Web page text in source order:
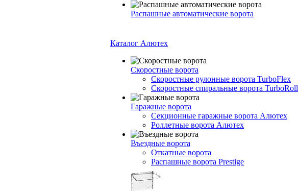
Распашные автоматические ворота
Каталог Алютех
Скоростные ворота
Скоростные рулонные ворота TurboFlex
Скоростные спиральные ворота TurboRoll
Гаражные ворота
Секционные гаражные ворота Алютех
Роллетные ворота Алютех
Въездные ворота
Откатные ворота
Распашные ворота Prestige